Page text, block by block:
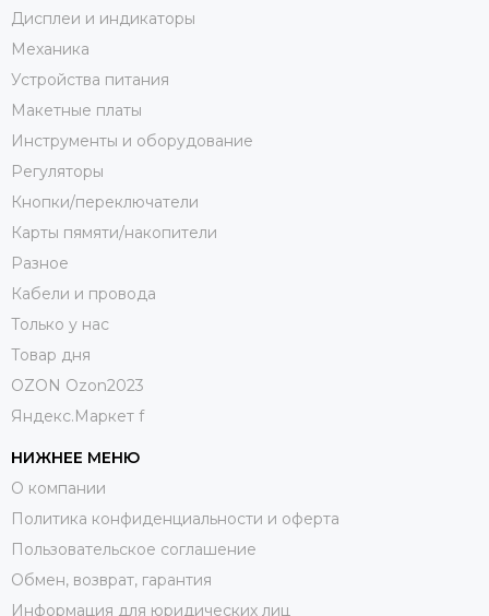
Дисплеи и индикаторы
Механика
Устройства питания
Макетные платы
Инструменты и оборудование
Регуляторы
Кнопки/переключатели
Карты пямяти/накопители
Разное
Кабели и провода
Только у нас
Товар дня
OZON Ozon2023
Яндекс.Маркет f
НИЖНЕЕ МЕНЮ
О компании
Политика конфиденциальности и оферта
Пользовательское соглашение
Обмен, возврат, гарантия
Информация для юридических лиц